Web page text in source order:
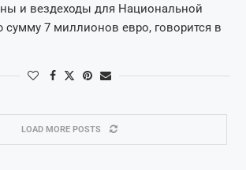
и вездеходы для Национальной
7 миллионов евро, говорится в
LOAD MORE POSTS